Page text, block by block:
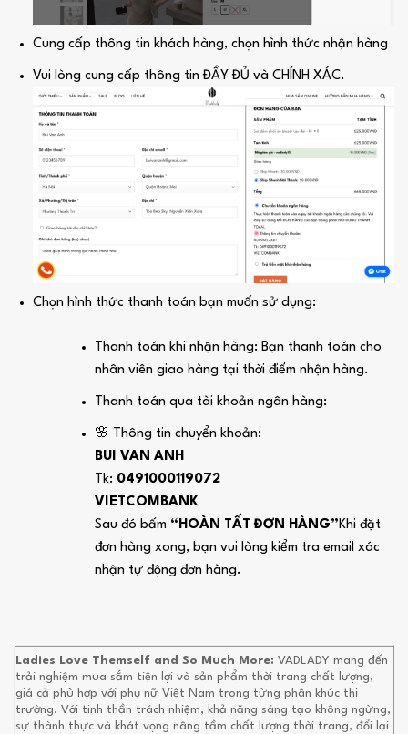
Cung cấp thông tin khách hàng, chọn hình thức nhận hàng
Vui lòng cung cấp thông tin ĐẦY ĐỦ và CHÍNH XÁC.
Chọn hình thức thanh toán bạn muốn sử dụng:
Thanh toán khi nhận hàng: Bạn thanh toán cho
nhân viên giao hàng tại thời điểm nhận hàng.
Thanh toán qua tài khoản ngân hàng:
🌸 Thông tin chuyển khoản:
BUI VAN ANH
Tk: 0491000119072
VIETCOMBANK
Sau đó bấm “HOÀN TẤT ĐƠN HÀNG” Khi đặt
đơn hàng xong, bạn vui lòng kiểm tra email xác
nhận tự động đơn hàng.
Ladies Love Themself and So Much More: VADLADY mang đến
trải nghiệm mua sắm tiện lợi và sản phẩm thời trang chất lượng,
giá cả phù hợp với phụ nữ Việt Nam trong từng phân khúc thị
trường. Với tinh thần trách nhiệm, khả năng sáng tạo không ngừng,
sự thành thực và khát vọng nâng tầm chất lượng thời trang, đổi lại